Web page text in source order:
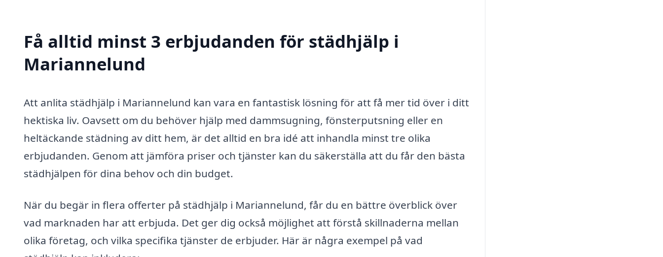
Få alltid minst 3 erbjudanden för städhjälp i
Mariannelund
Att anlita städhjälp i Mariannelund kan vara en fantastisk lösning för att få mer tid över i ditt
hektiska liv. Oavsett om du behöver hjälp med dammsugning, fönsterputsning eller en
heltäckande städning av ditt hem, är det alltid en bra idé att inhandla minst tre olika
erbjudanden. Genom att jämföra priser och tjänster kan du säkerställa att du får den bästa
städhjälpen för dina behov och din budget.
När du begär in flera offerter på städhjälp i Mariannelund, får du en bättre överblick över
vad marknaden har att erbjuda. Det ger dig också möjlighet att förstå skillnaderna mellan
olika företag, och vilka specifika tjänster de erbjuder. Här är några exempel på vad